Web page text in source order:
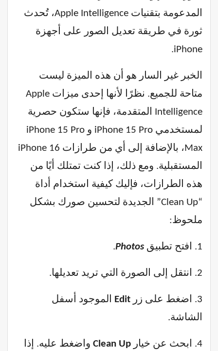
المدعومة بتقنيات Apple Intelligence، تُحدث
ثورة في طريقة تعديل الصور على أجهزة
iPhone.
الخبر غير السار هو أن هذه الميزة ليست
متاحة للجميع. نظرًا لأنها إحدى ميزات Apple
Intelligence المتقدمة، فإنها ستكون حصرية
لمستخدمي iPhone 15 Pro و iPhone 15 Pro
Max، بالإضافة إلى أي من طرازات iPhone 16
المستقبلية. ومع ذلك، إذا كنت تمتلك أيًا من
هذه الطرازات، فإليك كيفية استخدام أداة
“Clean Up” الجديدة لتحسين صورك بشكل
ملحوظ:
1. افتح تطبيق Photos
.
2. انتقل إلى الصورة التي تريد تعديلها.
3. اضغط على زر Edit الموجود أسفل
الشاشة.
4. ابحث عن خيار Clean Up واضغط عليه. إذا